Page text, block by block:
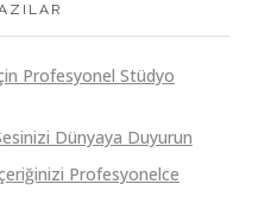
Profesyonel Stüdyo
Dünyaya Duyurun
Profesyonelce